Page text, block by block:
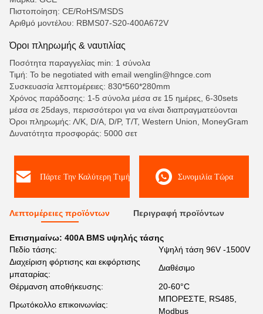
Πιστοποίηση: CE/RoHS/MSDS
Αριθμό μοντέλου: RBMS07-S20-400A672V
Όροι πληρωμής & ναυτιλίας
Ποσότητα παραγγελίας min: 1 σύνολα
Τιμή: To be negotiated with email wenglin@hngce.com
Συσκευασία λεπτομέρειες: 830*560*280mm
Χρόνος παράδοσης: 1-5 σύνολα μέσα σε 15 ημέρες, 6-30sets
μέσα σε 25days, περισσότεροι για να είναι διαπραγματεύονται
Όροι πληρωμής: Λ/Κ, D/A, D/P, T/T, Western Union, MoneyGram
Δυνατότητα προσφοράς: 5000 σετ
Πάρτε Την Καλύτερη Τιμή Συνομιλία Τώρα
Λεπτομέρειες προϊόντων Περιγραφή προϊόντων
Επισημαίνω: 400A BMS υψηλής τάσης
Πεδίο τάσης:
Υψηλή τάση 96V -1500V
Διαχείριση φόρτισης και εκφόρτισης
μπαταρίας:
Διαθέσιμο
Θέρμανση αποθήκευσης:
20-60°C
Πρωτόκολλο επικοινωνίας:
ΜΠΟΡΕΣΤΕ, RS485,
Modbus